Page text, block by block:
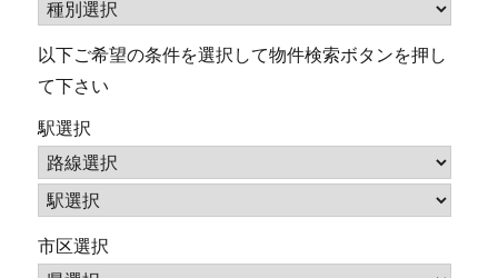
以下ご希望の条件を選択して物件検索ボタンを押し
て下さい
駅選択
市区選択